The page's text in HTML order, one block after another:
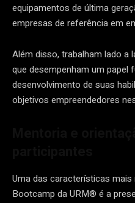
equipamentos de última
empresas de referência em
Além disso, trabalham lado a
que desempenham um papel
desenvolvimento de suas
objetivos empreendedores
Uma das características
Bootcamp da URM® é a